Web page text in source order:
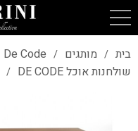
בית / מותגים /
De Code
שולחנות אוכל DE CODE /